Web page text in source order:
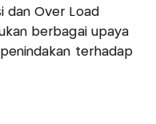
dan Over Load
berbagai upaya
terhadap